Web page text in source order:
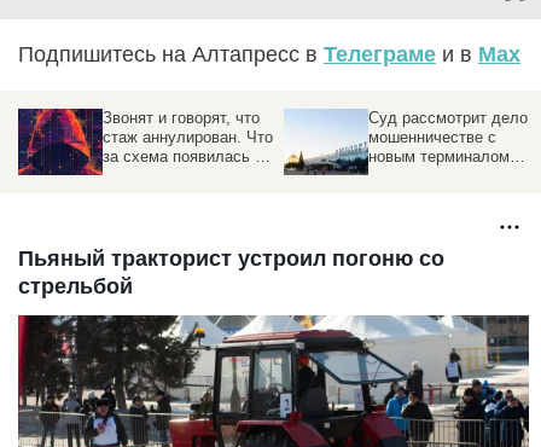
Подпишитесь на Алтапресс в Телеграме и в Max
Звонят и говорят, что
стаж аннулирован. Что
за схема появилась в
Суд рассмотрит дело о
мошенничестве с
новым терминалом
Пьяный тракторист устроил погоню со
стрельбой